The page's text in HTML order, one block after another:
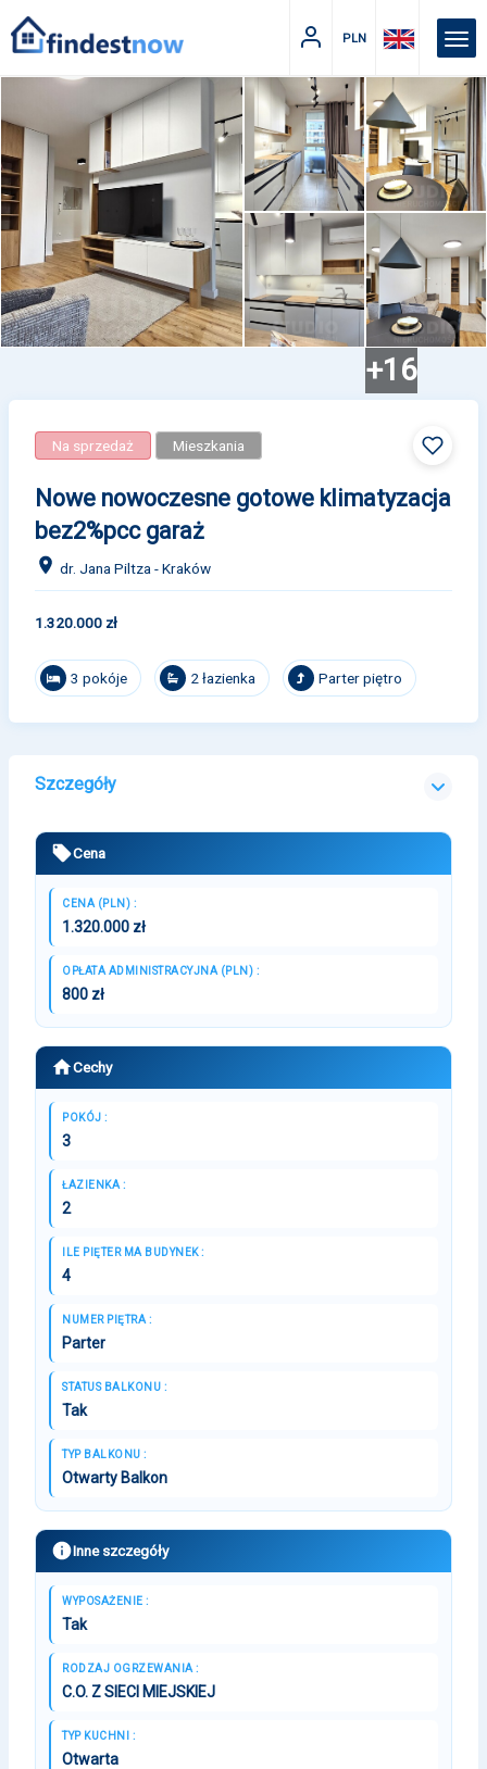
PLN
+16
Na sprzedaż Mieszkania
Nowe nowoczesne gotowe klimatyzacja
bez2%pcc garaż
dr. Jana Piltza - Kraków
1.320.000 zł
3 pokóje 2 łazienka Parter piętro
Szczegóły
Cena
CENA (PLN) :
1.320.000 zł
OPŁATA ADMINISTRACYJNA (PLN) :
800 zł
Cechy
POKÓJ :
3
ŁAZIENKA :
2
ILE PIĘTER MA BUDYNEK :
4
NUMER PIĘTRA :
Parter
STATUS BALKONU :
Tak
TYP BALKONU :
Otwarty Balkon
Inne szczegóły
WYPOSAŻENIE :
Tak
RODZAJ OGRZEWANIA :
C.O. Z SIECI MIEJSKIEJ
TYP KUCHNI :
Otwarta